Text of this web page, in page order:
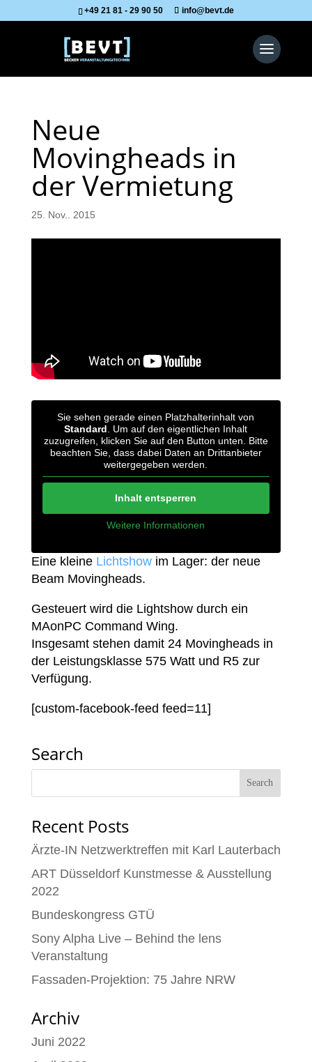
+49 21 81 - 29 90 50 info@bevt.de
Neue
Movingheads in
der Vermietung
25. Nov.. 2015
Sie sehen gerade einen Platzhalterinhalt von
Standard . Um auf den eigentlichen Inhalt
zuzugreifen, klicken Sie auf den Button unten. Bitte
beachten Sie, dass dabei Daten an Drittanbieter
weitergegeben werden.
Inhalt entsperren
Weitere Informationen
Eine kleine Lichtshowim Lager: der neue
Beam Movingheads.
Gesteuert wird die Lightshow durch ein
MAonPC Command Wing.
Insgesamt stehen damit 24 Movingheads in
der Leistungsklasse 575 Watt und R5 zur
Verfügung.
[custom-facebook-feed feed=11]
Search
Recent Posts
Ärzte-IN Netzwerktreffen mit Karl Lauterbach
ART Düsseldorf Kunstmesse & Ausstellung
2022
Bundeskongress GTÜ
Sony Alpha Live – Behind the lens
Veranstaltung
Fassaden-Projektion: 75 Jahre NRW
Archiv
Juni 2022